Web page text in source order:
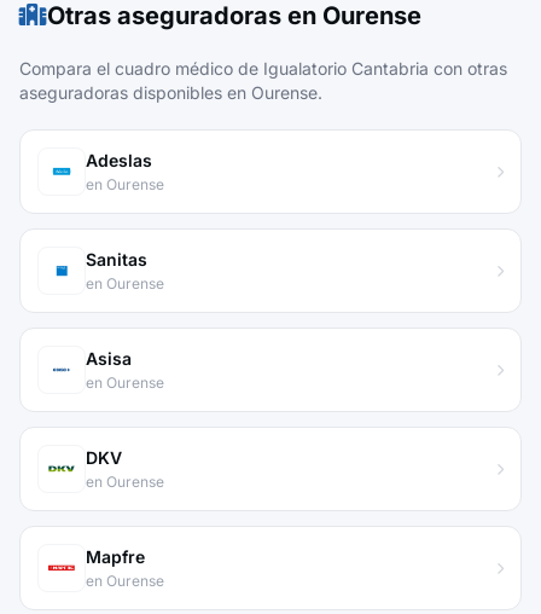
Otras aseguradoras en Ourense
Compara el cuadro médico de Igualatorio Cantabria con otras
aseguradoras disponibles en Ourense.
Adeslas
en Ourense
Sanitas
en Ourense
Asisa
en Ourense
DKV
en Ourense
Mapfre
en Ourense